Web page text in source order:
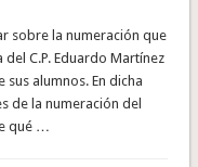
sobre la numeración que
C.P. Eduardo Martínez
alumnos. En dicha
de la numeración del
qué …